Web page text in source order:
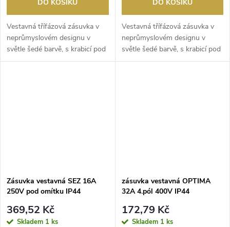
DO KOŠÍKU
Vestavná třífázová zásuvka v
neprůmyslovém designu v
světle šedé barvě, s krabicí pod
omítku, spojov...
DO KOŠÍKU
Vestavná třífázová zásuvka v
neprůmyslovém designu v
světle šedé barvě, s krabicí pod
omítku, spojov...
Zásuvka vestavná SEZ 16A
250V pod omítku IP44
369,52 Kč
Skladem 1 ks
zásuvka vestavná OPTIMA
32A 4.pól 400V IP44
172,79 Kč
Skladem 1 ks